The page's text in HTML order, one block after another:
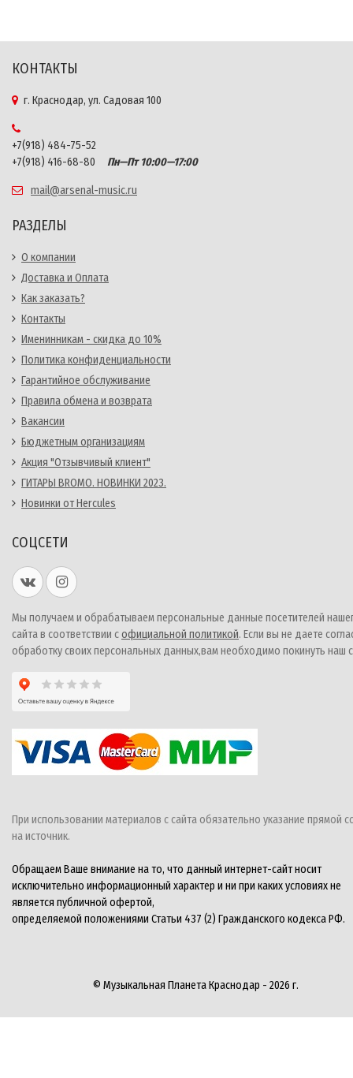
КОНТАКТЫ
г. Краснодар, ул. Садовая 100
+7(918) 484-75-52
+7(918) 416-68-80
Пн—Пт 10:00—17:00
mail@arsenal-music.ru
РАЗДЕЛЫ
О компании
Доставка и Оплата
Как заказать?
Контакты
Именинникам - скидка до 10%
Политика конфиденциальности
Гарантийное обслуживание
Правила обмена и возврата
Вакансии
Бюджетным организациям
Акция "Отзывчивый клиент"
ГИТАРЫ BROMO. НОВИНКИ 2023.
Новинки от Hercules
СОЦСЕТИ
Мы получаем и обрабатываем персональные данные посетителей
сайта в соответствии софициальной политикой. Если вы не даете
обработку своих персональных данных,вам необходимо покинуть наш
При использовании материалов с сайта обязательно указание прямой
на источник.
Обращаем Ваше внимание на то, что данный интернет-сайт носит
исключительно информационный характер и ни при каких условиях не
является публичной офертой,
определяемой положениями Статьи 437 (2) Гражданского кодекса РФ.
© Музыкальная Планета Краснодар - 2026 г.